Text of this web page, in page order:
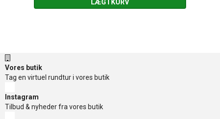
LÆG I KURV
Vores butik
Tag en virtuel rundtur i vores butik
Instagram
Tilbud & nyheder fra vores butik